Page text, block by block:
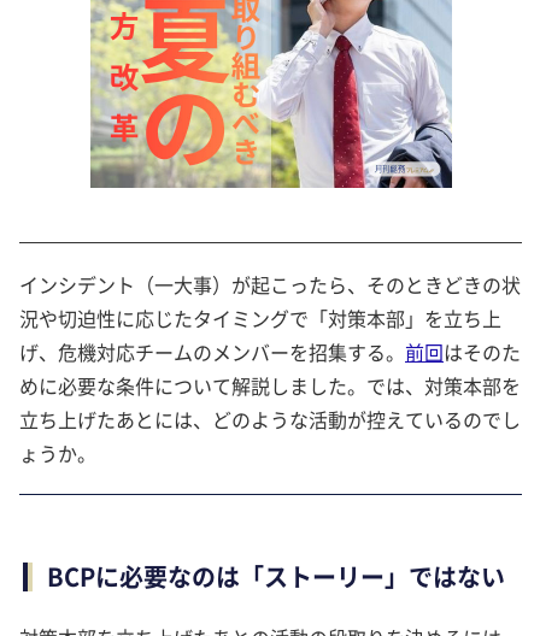
インシデント（一大事）が起こったら、そのときどきの状
況や切迫性に応じたタイミングで「対策本部」を立ち上
げ、危機対応チームのメンバーを招集する。 前回はそのた
めに必要な条件について解説しました。では、対策本部を
立ち上げたあとには、どのような活動が控えているのでし
ょうか。
BCPに必要なのは「ストーリー」ではない